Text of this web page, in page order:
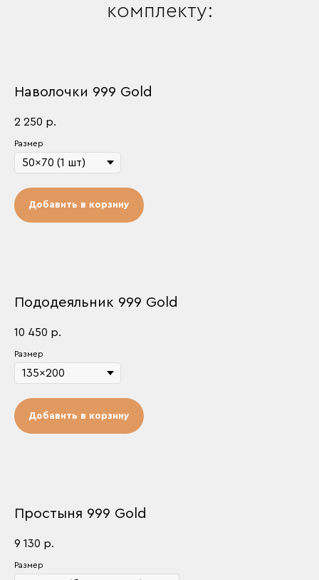
комплекту:
Наволочки 999 Gold
2 250 р.
Размер
Добавить в корзину
Пододеяльник 999 Gold
10 450 р.
Размер
Добавить в корзину
Простыня 999 Gold
9 130 р.
Размер